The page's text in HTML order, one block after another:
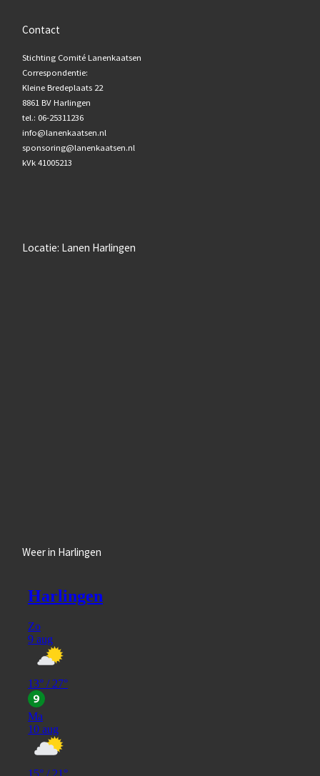
Contact
Stichting Comité Lanenkaatsen
Correspondentie:
Kleine Bredeplaats 22
8861 BV Harlingen
tel.: 06-25311236
info@lanenkaatsen.nl
sponsoring@lanenkaatsen.nl
kVk 41005213
Locatie: Lanen Harlingen
Weer in Harlingen